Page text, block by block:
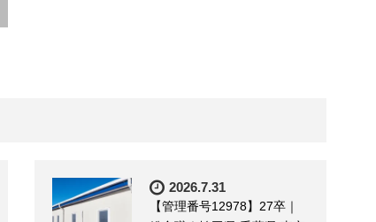
2026.7.31
【管理番号12978】27卒｜